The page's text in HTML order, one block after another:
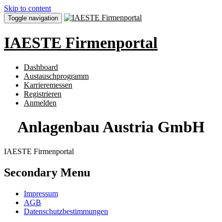
Skip to content
Toggle navigation
IAESTE Firmenportal
Dashboard
Austauschprogramm
Karrieremessen
Registrieren
Anmelden
Anlagenbau Austria GmbH
IAESTE Firmenportal
Secondary Menu
Impressum
AGB
Datenschutzbestimmungen